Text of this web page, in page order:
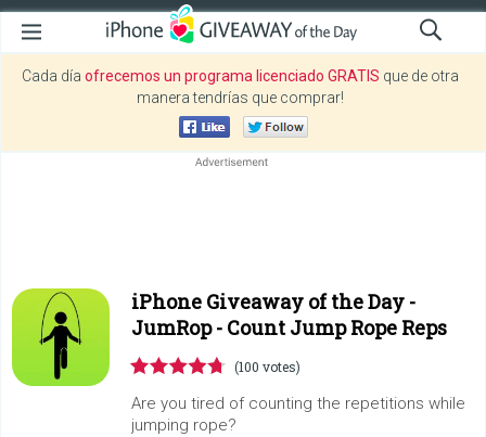
Cada día ofrecemos un programa licenciado GRATIS que de otra
manera tendrías que comprar!
iPhone Giveaway of the Day -
JumRop - Count Jump Rope Reps
(100 votes)
Are you tired of counting the repetitions while
jumping rope?